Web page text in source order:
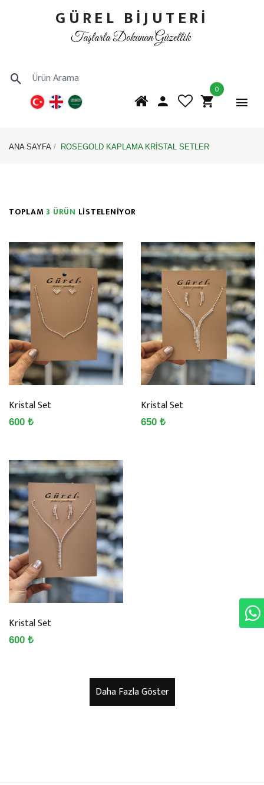
GÜREL BİJUTERİ
Taşlarla Dokunan Güzellik
0
ANA SAYFA ROSEGOLD KAPLAMA KRİSTAL SETLER
TOPLAM3 ÜRÜN LİSTELENİYOR
Kristal Set
600 ₺
Kristal Set
650 ₺
Kristal Set
600 ₺